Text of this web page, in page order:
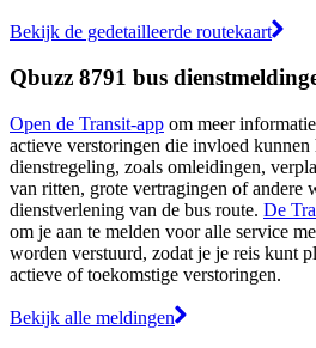
Bekijk de gedetailleerde routekaart
Qbuzz 8791 bus
Open de Transit-app om meer
actieve verstoringen die invloed kunnen
dienstregeling, zoals omleidingen,
van ritten, grote vertragingen of andere
dienstverlening van de bus route. De
om je aan te melden voor alle service
worden verstuurd, zodat je je reis kunt
actieve of toekomstige verstoringen.
Bekijk alle meldingen